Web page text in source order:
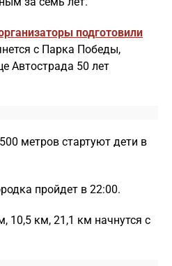
подготовили
с Парка Победы,
Автострада 50 лет
метров стартуют дети в
пройдет в 22:00.
10,5 км, 21,1 км начнутся с